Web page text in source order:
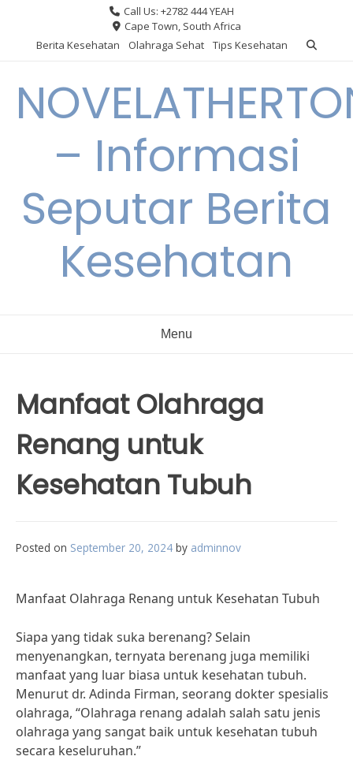
content
Call Us: +2782 444 YEAH
Cape Town, South Africa
Berita Kesehatan
Olahraga Sehat Tips Kesehatan
– Informasi
Seputar Berita
Kesehatan
Menu
Manfaat Olahraga
Renang untuk
Kesehatan Tubuh
Posted on September 20, 2024 by adminnov
Manfaat Olahraga Renang untuk Kesehatan Tubuh
Siapa yang tidak suka berenang? Selain
menyenangkan, ternyata berenang juga memiliki
manfaat yang luar biasa untuk kesehatan tubuh.
Menurut dr. Adinda Firman, seorang dokter spesialis
olahraga, “Olahraga renang adalah salah satu jenis
olahraga yang sangat baik untuk kesehatan tubuh
secara keseluruhan.”